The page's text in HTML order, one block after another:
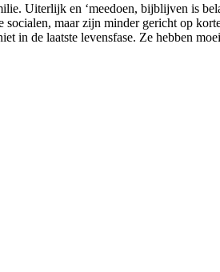
Uiterlijk en ‘meedoen, bijblijven is
maar zijn minder gericht op
in de laatste levensfase. Ze hebben